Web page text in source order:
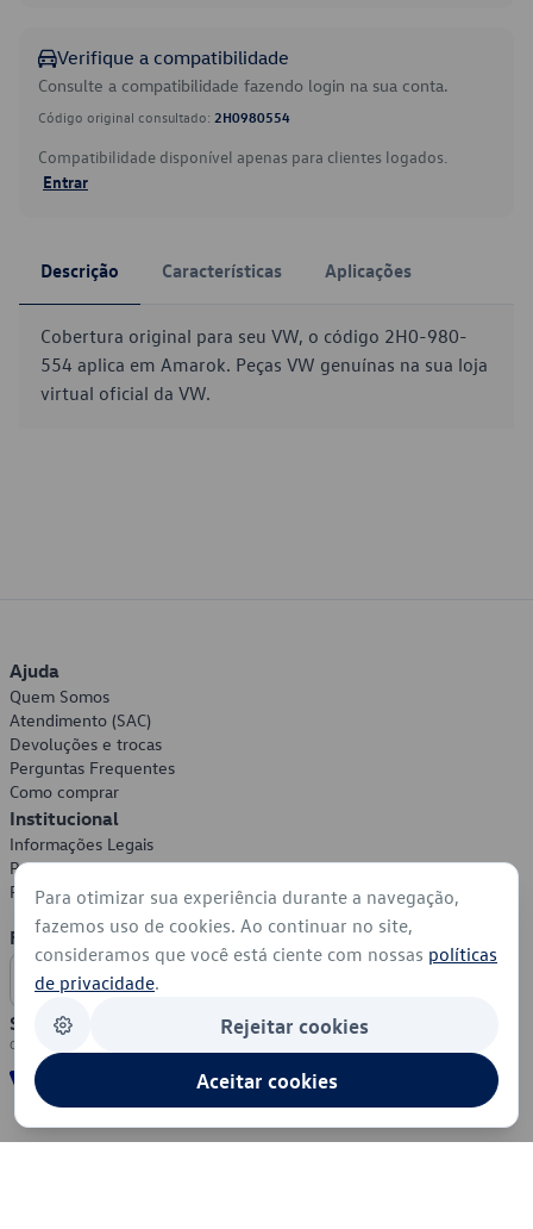
Verifique a compatibilidade
Consulte a compatibilidade fazendo login na sua conta.
Código original consultado: 2H0980554
Compatibilidade disponível apenas para clientes logados.
Entrar
Descrição Características Aplicações
Cobertura original para seu VW, o código 2H0-980-
554 aplica em Amarok. Peças VW genuínas na sua loja
virtual oficial da VW.
Ajuda
Quem Somos
Atendimento (SAC)
Devoluções e trocas
Perguntas Frequentes
Como comprar
Institucional
Informações Legais
Política de Privacidade
Política de Cookies
Formas de Pagamento
Segurança
Para otimizar sua experiência durante a navegação,
fazemos uso de cookies. Ao continuar no site,
consideramos que você está ciente com nossas políticas
de privacidade.
Rejeitar cookies
Aceitar cookies